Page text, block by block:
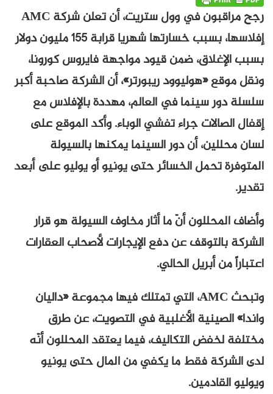
رجح مراقبون في وول ستريت، أن تعلن شركة AMC
إفلاسها، بسبب خسارتها شهريا قرابة 155 مليون دولار
بسبب الإغلاق، ضمن قيود مواجهة فايروس كورونا،
ونقل موقع «هوليوود ريبورتر»، أن الشركة صاحبة أكبر
سلسلة دور سينما في العالم، مهددة بالإفلاس مع
إقفال الصالات جراء تفشي الوباء. وأكد الموقع على
لسان محللين، أن دور السينما يمكنها بالسيولة
المتوفرة تحمل الخسائر حتى يونيو أو يوليو على أبعد
تقدير.
وأضاف المحللون أنّ ما أثار مخاوف السيولة هو قرار
الشركة بالتوقف عن دفع الإيجارات لأصحاب العقارات
اعتباراً من أبريل الحالي.
وتبحث AMC، التي تمتلك فيها مجموعة «داليان
واندا» الصينية الأغلبية في التصويت، عن طرق
مختلفة لخفض التكاليف، فيما يعتقد المحللون أنّه
لدى الشركة فقط ما يكفي من المال حتى يونيو
ويوليو القادمين.